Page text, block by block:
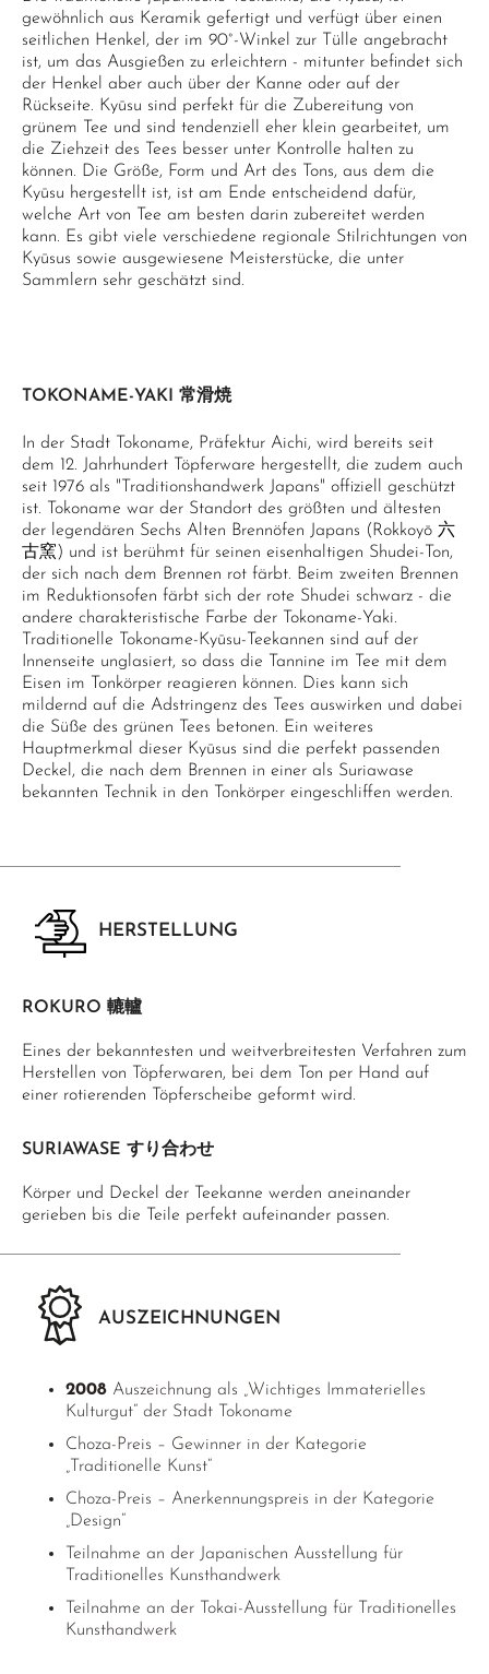
gewöhnlich aus Keramik gefertigt und verfügt über einen
seitlichen Henkel, der im 90°-Winkel zur Tülle angebracht
ist, um das Ausgießen zu erleichtern - mitunter befindet sich
der Henkel aber auch über der Kanne oder auf der
Rückseite. Kyūsu sind perfekt für die Zubereitung von
grünem Tee und sind tendenziell eher klein gearbeitet, um
die Ziehzeit des Tees besser unter Kontrolle halten zu
können. Die Größe, Form und Art des Tons, aus dem die
Kyūsu hergestellt ist, ist am Ende entscheidend dafür,
welche Art von Tee am besten darin zubereitet werden
kann. Es gibt viele verschiedene regionale Stilrichtungen von
Kyūsus sowie ausgewiesene Meisterstücke, die unter
Sammlern sehr geschätzt sind.
TOKONAME-YAKI 常滑焼
In der Stadt Tokoname, Präfektur Aichi, wird bereits seit
dem 12. Jahrhundert Töpferware hergestellt, die zudem auch
seit 1976 als "Traditionshandwerk Japans" offiziell geschützt
ist. Tokoname war der Standort des größten und ältesten
der legendären Sechs Alten Brennöfen Japans (Rokkoyō 六
古窯) und ist berühmt für seinen eisenhaltigen Shudei-Ton,
der sich nach dem Brennen rot färbt. Beim zweiten Brennen
im Reduktionsofen färbt sich der rote Shudei schwarz - die
andere charakteristische Farbe der Tokoname-Yaki.
Traditionelle Tokoname-Kyūsu-Teekannen sind auf der
Innenseite unglasiert, so dass die Tannine im Tee mit dem
Eisen im Tonkörper reagieren können. Dies kann sich
mildernd auf die Adstringenz des Tees auswirken und dabei
die Süße des grünen Tees betonen. Ein weiteres
Hauptmerkmal dieser Kyūsus sind die perfekt passenden
Deckel, die nach dem Brennen in einer als Suriawase
bekannten Technik in den Tonkörper eingeschliffen werden.
HERSTELLUNG
ROKURO 轆轤
Eines der bekanntesten und weitverbreitesten Verfahren zum
Herstellen von Töpferwaren, bei dem Ton per Hand auf
einer rotierenden Töpferscheibe geformt wird.
SURIAWASE すり合わせ
Körper und Deckel der Teekanne werden aneinander
gerieben bis die Teile perfekt aufeinander passen.
AUSZEICHNUNGEN
2008 Auszeichnung als „Wichtiges Immaterielles
Kulturgut“ der Stadt Tokoname
Choza-Preis – Gewinner in der Kategorie
„Traditionelle Kunst“
Choza-Preis – Anerkennungspreis in der Kategorie
„Design“
Teilnahme an der Japanischen Ausstellung für
Traditionelles Kunsthandwerk
Teilnahme an der Tokai-Ausstellung für Traditionelles
Kunsthandwerk